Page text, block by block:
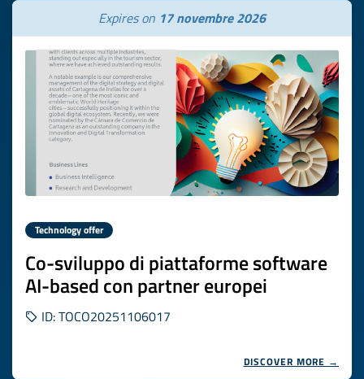
Expires on 17 novembre 2026
Technology offer
Co-sviluppo di piattaforme software
AI-based con partner europei
ID: TOCO20251106017
DISCOVER MORE →